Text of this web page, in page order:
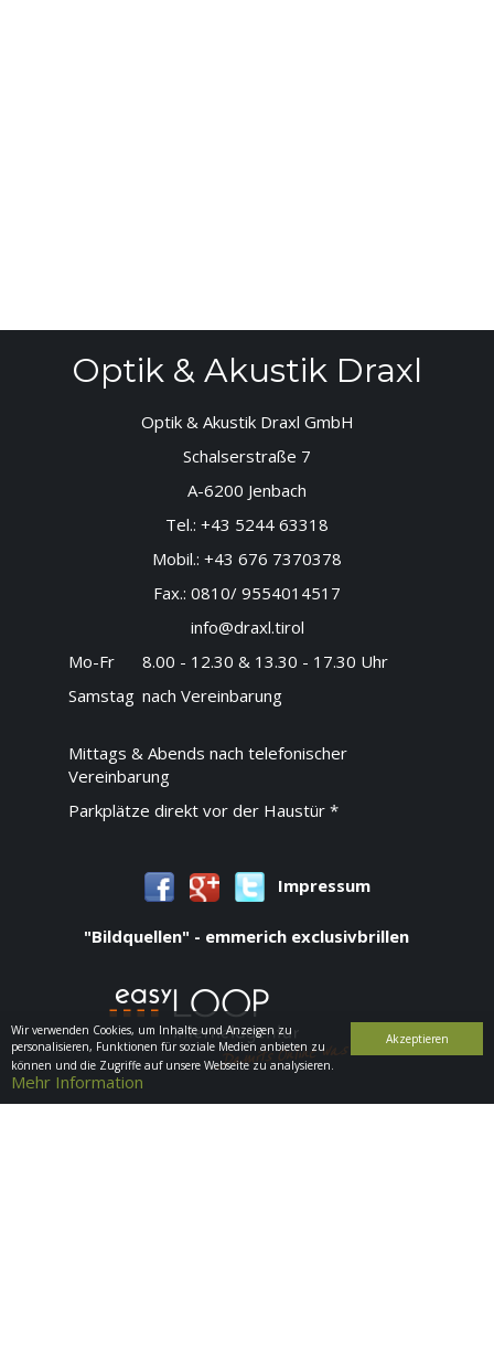
Akzeptieren
Wir verwenden Cookies, um Inhalte und Anzeigen zu
personalisieren, Funktionen für soziale Medien anbieten zu
können und die Zugriffe auf unsere Webseite zu analysieren.
Mehr Information
Optik & Akustik Draxl
Optik & Akustik Draxl GmbH
Schalserstraße 7
A-6200 Jenbach
Tel.: +43 5244 63318
Mobil.: +43 676 7370378
Fax.: 0810/ 9554014517
info@draxl.tirol
Mo-Fr
8.00 - 12.30 & 13.30 - 17.30 Uhr
Samstag nach Vereinbarung
Mittags & Abends nach telefonischer
Vereinbarung
Parkplätze direkt vor der Haustür *
Impressum
"Bildquellen" - emmerich exclusivbrillen